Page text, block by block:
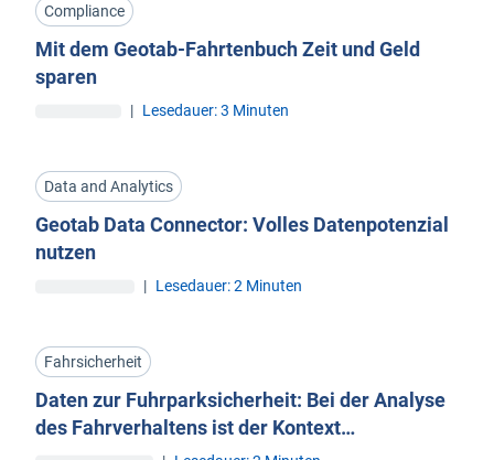
Compliance
Mit dem Geotab-Fahrtenbuch Zeit und Geld
sparen
| Lesedauer: 3 Minuten
Data and Analytics
Geotab Data Connector: Volles Datenpotenzial
nutzen
| Lesedauer: 2 Minuten
Fahrsicherheit
Daten zur Fuhrparksicherheit: Bei der Analyse
des Fahrverhaltens ist der Kontext